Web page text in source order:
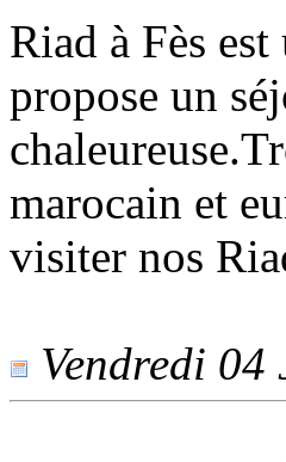
Riad à Fès
propose un
marocain et
visiter nos
Vendredi